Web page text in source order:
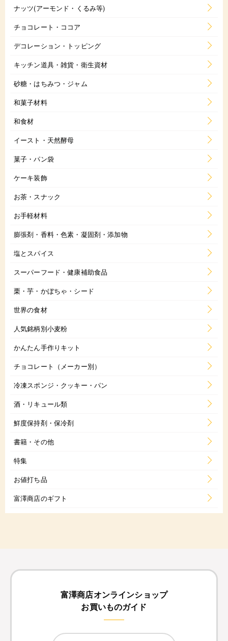
ナッツ(アーモンド・くるみ等)
チョコレート・ココア
デコレーション・トッピング
キッチン道具・雑貨・衛生資材
砂糖・はちみつ・ジャム
和菓子材料
和食材
イースト・天然酵母
菓子・パン袋
ケーキ装飾
お茶・スナック
お手軽材料
膨張剤・香料・色素・凝固剤・添加物
塩とスパイス
スーパーフード・健康補助食品
栗・芋・かぼちゃ・シード
世界の食材
人気銘柄別小麦粉
かんたん手作りキット
チョコレート（メーカー別）
冷凍スポンジ・クッキー・パン
酒・リキュール類
鮮度保持剤・保冷剤
書籍・その他
特集
お値打ち品
富澤商店のギフト
富澤商店オンラインショップ
お買いものガイド